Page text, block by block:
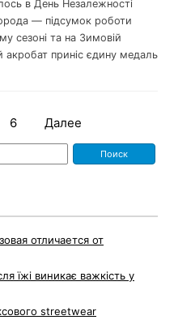
в День Незалежності
— підсумок роботи
сезоні та на Зимовій
акробат приніс єдину медаль
Навигация
6 Далее
отличается от
їжі виникає важкість у
streetwear